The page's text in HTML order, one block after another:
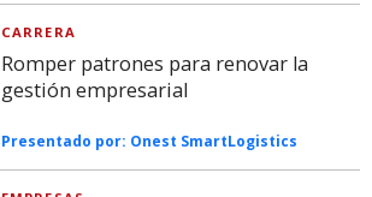
CARRERA
Romper patrones para renovar la
gestión empresarial
Presentado por: Onest SmartLogistics